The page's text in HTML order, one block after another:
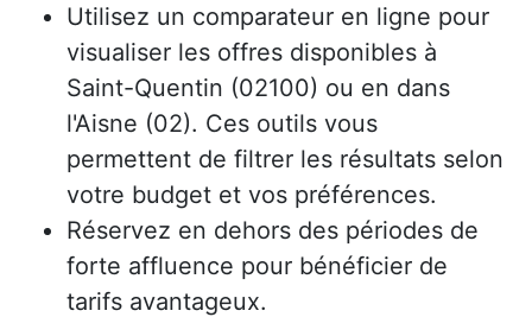
Utilisez un comparateur en ligne pour
visualiser les offres disponibles à
Saint-Quentin (02100) ou en dans
l'Aisne (02). Ces outils vous
permettent de filtrer les résultats selon
votre budget et vos préférences.
Réservez en dehors des périodes de
forte affluence pour bénéficier de
tarifs avantageux.